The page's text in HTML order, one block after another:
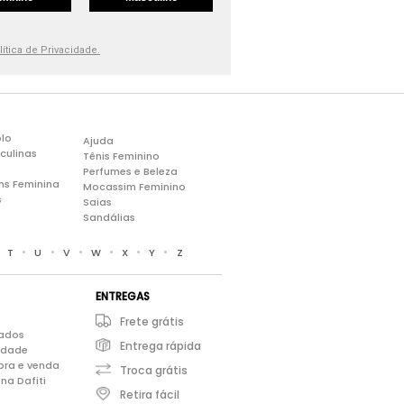
de Privacidade.
Feminina
Ajuda
Tênis Feminino
Perfumes e Beleza
Mocassim Feminino
Saias
Sandálias
T • U • V • W • X • Y • Z
e venda
Dafiti
ENTREGAS
Frete grátis
Entrega rápida
Troca grátis
Retira fácil